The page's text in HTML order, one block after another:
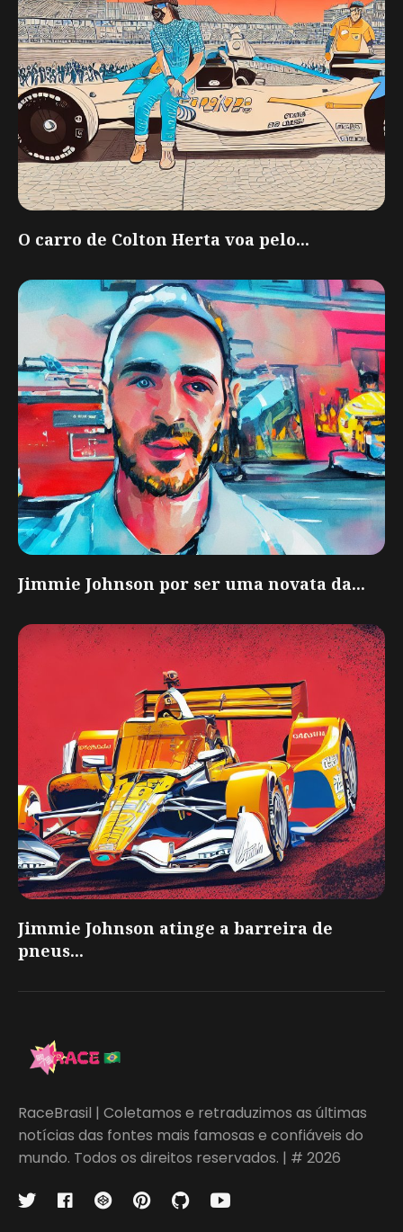
O carro de Colton Herta voa pelo...
Jimmie Johnson por ser uma novata da...
Jimmie Johnson atinge a barreira de
pneus...
RaceBrasil | Coletamos e retraduzimos as últimas
notícias das fontes mais famosas e confiáveis do
mundo. Todos os direitos reservados. | # 2026